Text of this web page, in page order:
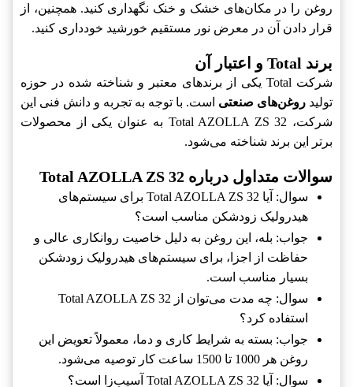
روغن را در مکان‌های خشک و خنک نگهداری کنید. همچنین، از
قرار دادن آن در معرض نور مستقیم خورشید خودداری کنید.
برند Total و اعتبار آن
شرکت Total یکی از برندهای معتبر و شناخته شده در حوزه
تولید روغن‌های صنعتی است. با توجه به تجربه و دانش فنی این
شرکت، Total AZOLLA ZS 32 به عنوان یکی از محصولات
برتر این برند شناخته می‌شود.
سوالات متداول درباره Total AZOLLA ZS 32
سوال: آیا Total AZOLLA ZS 32 برای سیستم‌های
هیدرولیک زودشکن مناسب است؟
جواب: بله، این روغن به دلیل خاصیت روانکاری عالی و
حفاظت از اجزا، برای سیستم‌های هیدرولیک زودشکن
بسیار مناسب است.
سوال: چه مدت می‌توان از Total AZOLLA ZS 32
استفاده کرد؟
جواب: بسته به شرایط کاری و دما، معمولاً تعویض این
روغن هر 1000 تا 1500 ساعت کار توصیه می‌شود.
سوال: آیا Total AZOLLA ZS 32 آسیب‌زا است؟